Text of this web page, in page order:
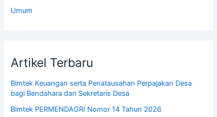
Umum
Artikel Terbaru
Bimtek Keuangan serta Penatausahan Perpajakan Desa
bagi Bendahara dan Sekretaris Desa
Bimtek PERMENDAGRI Nomor 14 Tahun 2026